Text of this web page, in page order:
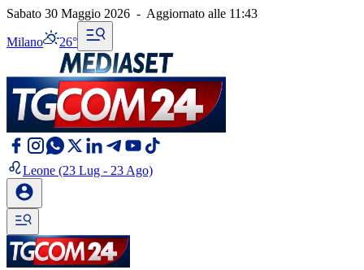
Sabato 30 Maggio 2026 - Aggiornato alle 11:43
Milano 26°
Leone (23 Lug - 23 Ago)